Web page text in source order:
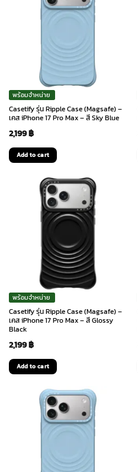
พร้อมจำหน่าย
Casetify รุ่น Ripple Case (Magsafe) –
เคส iPhone 17 Pro Max – สี Sky Blue
2,199฿
Add to cart
พร้อมจำหน่าย
Casetify รุ่น Ripple Case (Magsafe) –
เคส iPhone 17 Pro Max – สี Glossy
Black
2,199฿
Add to cart